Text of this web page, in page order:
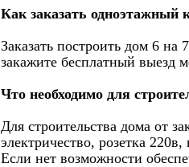
Как заказать
Заказать построить дом 6
закажите бесплатный выезд
Что необходимо для
Для строительства дома от
электричество, розетка
Если нет возможности